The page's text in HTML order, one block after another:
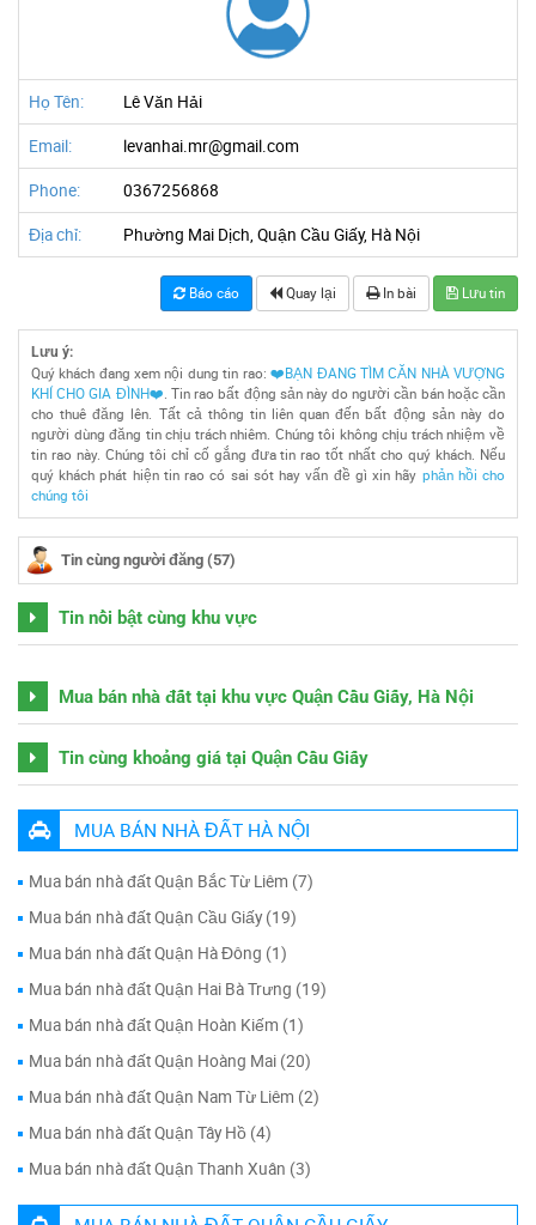
Họ Tên: Lê Văn Hải
Email: levanhai.mr@gmail.com
Phone: 0367256868
Địa chỉ: Phường Mai Dịch, Quận Cầu Giấy, Hà Nội
Báo cáo Quay lại In bài Lưu tin
Lưu ý:
Quý khách đang xem nội dung tin rao: ❤️BẠN ĐANG TÌM CĂN NHÀ VƯỢNG
KHÍ CHO GIA ĐÌNH❤️. Tin rao bất động sản này do người cần bán hoặc cần
cho thuê đăng lên. Tất cả thông tin liên quan đến bất động sản này do
người dùng đăng tin chịu trách nhiêm. Chúng tôi không chịu trách nhiệm về
tin rao này. Chúng tôi chỉ cố gắng đưa tin rao tốt nhất cho quý khách. Nếu
quý khách phát hiện tin rao có sai sót hay vấn đề gì xin hãy phản hồi cho
chúng tôi
Tin cùng người đăng (57)
Tin nổi bật cùng khu vực
Mua bán nhà đất tại khu vực Quận Cầu Giấy, Hà Nội
Tin cùng khoảng giá tại Quận Cầu Giấy
MUA BÁN NHÀ ĐẤT HÀ NỘI
Mua bán nhà đất Quận Bắc Từ Liêm (7)
Mua bán nhà đất Quận Cầu Giấy (19)
Mua bán nhà đất Quận Hà Đông (1)
Mua bán nhà đất Quận Hai Bà Trưng (19)
Mua bán nhà đất Quận Hoàn Kiếm (1)
Mua bán nhà đất Quận Hoàng Mai (20)
Mua bán nhà đất Quận Nam Từ Liêm (2)
Mua bán nhà đất Quận Tây Hồ (4)
Mua bán nhà đất Quận Thanh Xuân (3)